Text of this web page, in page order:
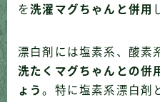
を洗濯マグちゃんと併用
漂白剤には塩素系、酸素
洗たくマグちゃんとの併
ょう。特に塩素系漂白剤